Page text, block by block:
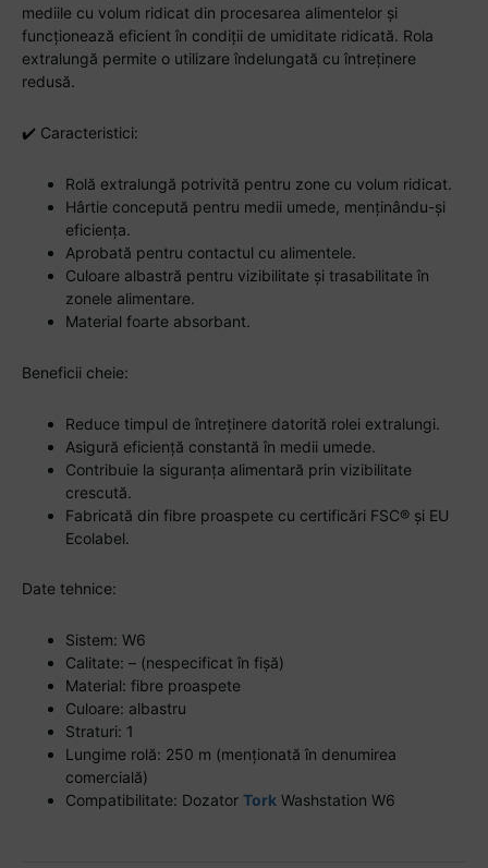
mediile cu volum ridicat din procesarea alimentelor și
funcționează eficient în condiții de umiditate ridicată. Rola
extralungă permite o utilizare îndelungată cu întreținere
redusă.
✔️ Caracteristici:
Rolă extralungă potrivită pentru zone cu volum ridicat.
Hârtie concepută pentru medii umede, menținându-și
eficiența.
Aprobată pentru contactul cu alimentele.
Culoare albastră pentru vizibilitate și trasabilitate în
zonele alimentare.
Material foarte absorbant.
Beneficii cheie:
Reduce timpul de întreținere datorită rolei extralungi.
Asigură eficiență constantă în medii umede.
Contribuie la siguranța alimentară prin vizibilitate
crescută.
Fabricată din fibre proaspete cu certificări FSC® și EU
Ecolabel.
Date tehnice:
Sistem: W6
Calitate: – (nespecificat în fișă)
Material: fibre proaspete
Culoare: albastru
Straturi: 1
Lungime rolă: 250 m (menționată în denumirea
comercială)
Compatibilitate: Dozator Tork Washstation W6